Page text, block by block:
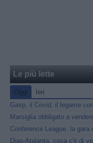
Le più lette
Oggi
Ieri